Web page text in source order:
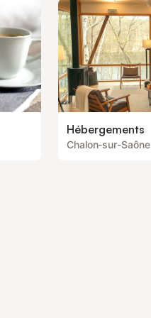
Hébergements
Chalon-sur-Saône